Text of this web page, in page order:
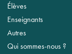
Élèves
Enseignants
Autres
Qui sommes-nous ?